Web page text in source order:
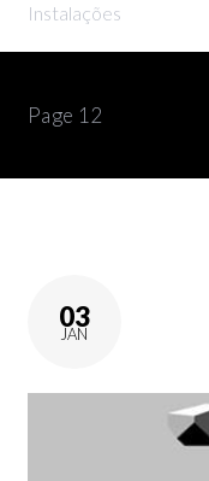
Instalações
Page 12
03
JAN